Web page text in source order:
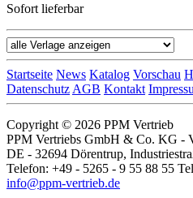
Sofort lieferbar
Startseite News Katalog Vorschau
Datenschutz AGB Kontakt
Copyright © 2026 PPM Vertrieb
PPM Vertriebs GmbH & Co. KG -
DE - 32694 Dörentrup,
Telefon: +49 - 5265 - 9 55 88 55
info@ppm-vertrieb.de